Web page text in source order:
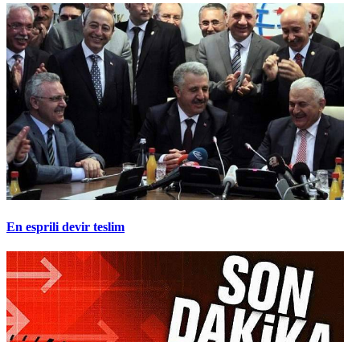
En esprili devir teslim